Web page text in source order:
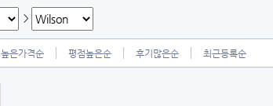
>
높은가격순 평점높은순 후기많은순 최근등록순